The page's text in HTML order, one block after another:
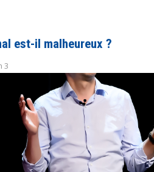
est-il malheureux ?
3